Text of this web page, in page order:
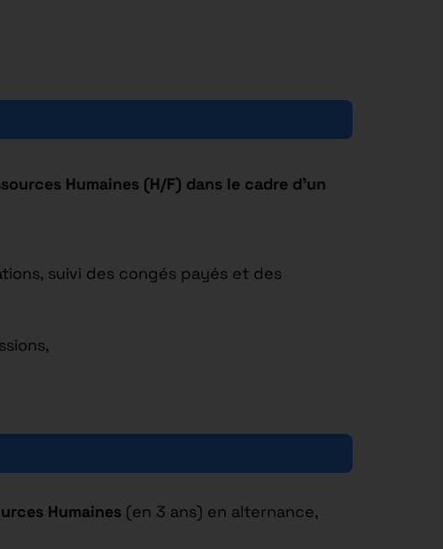
Humaines (H/F) dans le cadre d’un
suivi des congés payés et des
Humaines (en 3 ans) en alternance,